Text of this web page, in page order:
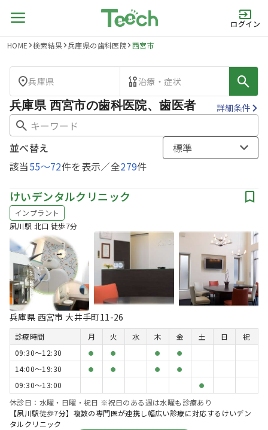
ログイン
HOME 検索結果 兵庫県の歯科医院 西宮市
兵庫県 治療・症状
兵庫県 西宮市の歯科医院、歯医者 詳細条件
該当55〜72件を表示／全279件
並べ替え 標準
けいデンタルクリニック
インプラント
夙川駅 北口 徒歩7分
兵庫県 西宮市 大井手町11-26
診療時間 月 火 水 木 金 土 日
祝
09:30〜12:30
● ● ● ●
14:00〜19:30 ● ● ● ●
09:30〜13:00 ●
休診日：水曜・日曜・祝日 ※祝日のある週は水曜も診療あり
【夙川駅徒歩7分】複数の専門医が連携し幅広い診療に対応するけいデン
タルクリニック